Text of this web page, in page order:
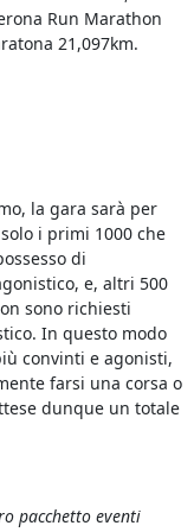
Run Marathon
21,097km.
la gara sarà per
i primi 1000 che
di
e, altri 500
sono richiesti
In questo modo
convinti e agonisti,
farsi una corsa o
dunque un totale
pacchetto eventi